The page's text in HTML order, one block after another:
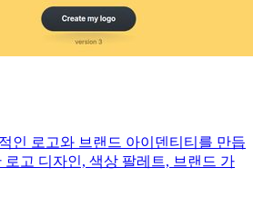
인 로고와 브랜드 아이덴티티를 만듭
로고 디자인, 색상 팔레트, 브랜드 가